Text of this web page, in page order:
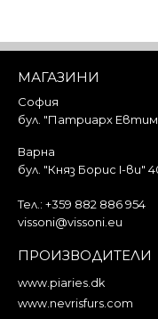
МАГАЗИНИ
София
бул. "Патриарх
Варна
бул. "Княз Борис I-ви"
Тел.: +359 882 886 954
vissoni@vissoni.eu
ПРОИЗВОДИТЕЛИ
www.piaries.dk
www.nevrisfurs.com